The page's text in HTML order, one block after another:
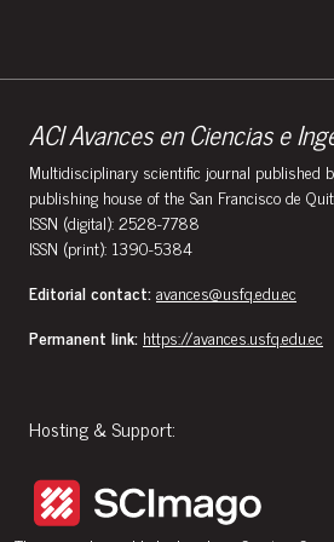
ACI Avances en Ciencias e
Multidisciplinary scientific journal published
publishing house of the San Francisco de
ISSN (digital): 2528-7788
ISSN (print): 1390-5384
Editorial contact:avances@usfq.edu.ec
Permanent link: https://avances.usfq.edu.ec
Hosting & Support: